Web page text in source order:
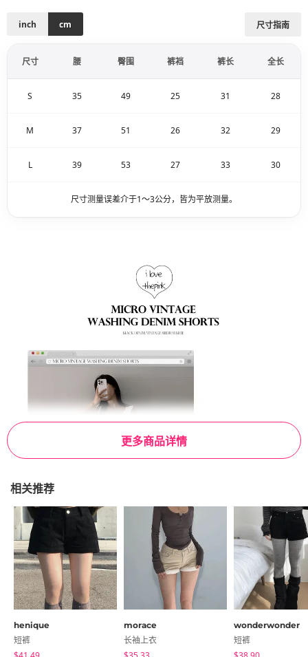
更多商品详情
尺寸指南
inch cm
尺寸 腰 臀围 裤裆 裤长 全长
S 35 49 25 31 28
M 37 51 26 32 29
L 39 53 27 33 30
尺寸测量误差介于1～3公分，皆为平放测量。
相关推荐
henique
短裤
morace
长袖上衣
wonderwonder
短裤